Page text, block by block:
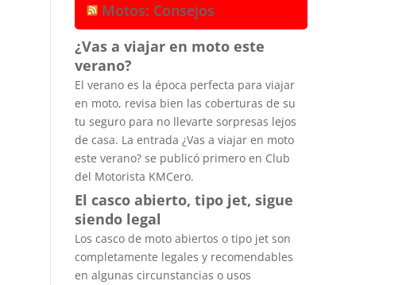
Motos: Consejos
¿Vas a viajar en moto este
verano?
El verano es la época perfecta para viajar
en moto, revisa bien las coberturas de su
tu seguro para no llevarte sorpresas lejos
de casa. La entrada ¿Vas a viajar en moto
este verano? se publicó primero en Club
del Motorista KMCero.
El casco abierto, tipo jet, sigue
siendo legal
Los casco de moto abiertos o tipo jet son
completamente legales y recomendables
en algunas circunstancias o usos